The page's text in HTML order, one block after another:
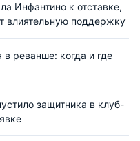
Инфантино к отставке,
влиятельную поддержку
реванше: когда и где
защитника в клуб-